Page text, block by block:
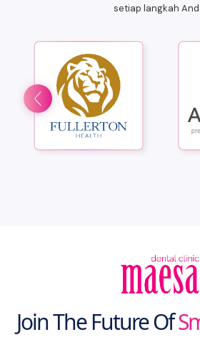
setiap langkah
Join The Future Of